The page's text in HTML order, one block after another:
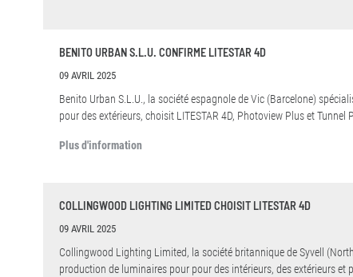
​BENITO URBAN S.L.U. CONFIRME LITESTAR 4D
09 AVRIL 2025
Benito Urban S.L.U., la société espagnole de Vic (Barcelone)
pour des extérieurs, choisit LITESTAR 4D, Photoview Plus et Tunnel
Plus d'information
COLLINGWOOD LIGHTING LIMITED CHOISIT LITESTAR 4D
09 AVRIL 2025
Collingwood Lighting Limited, la société britannique de Syvell
production de luminaires pour pour des intérieurs, des extérieurs et